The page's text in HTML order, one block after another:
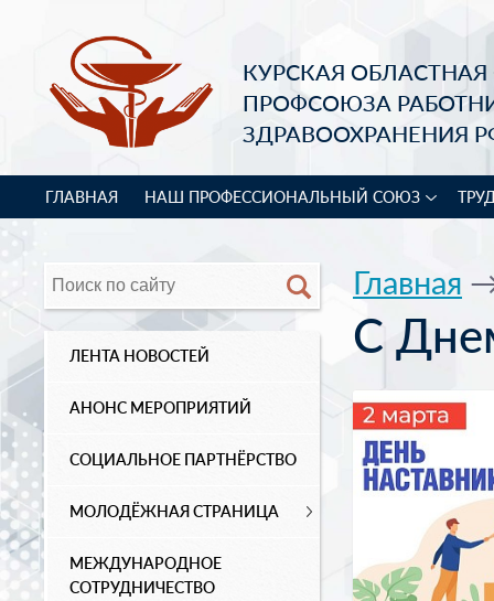
КУРСКАЯ
ПРОФСОЮЗА
ЗДРАВООХРАНЕНИЯ
ГЛАВНАЯ НАШ ПРОФЕССИОНАЛЬНЫЙ СОЮЗ
ЛЕНТА НОВОСТЕЙ
АНОНС МЕРОПРИЯТИЙ
СОЦИАЛЬНОЕ ПАРТНЁРСТВО
МОЛОДЁЖНАЯ СТРАНИЦА
МЕЖДУНАРОДНОЕ
СОТРУДНИЧЕСТВО
Главная
С